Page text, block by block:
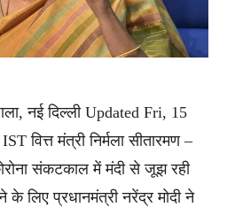
नई दिल्ली Updated Fri, 15
वित्त मंत्री निर्मला सीतारमण –
संकटकाल में मंदी से जूझ रही
लिए प्रधानमंत्री नरेंद्र मोदी ने